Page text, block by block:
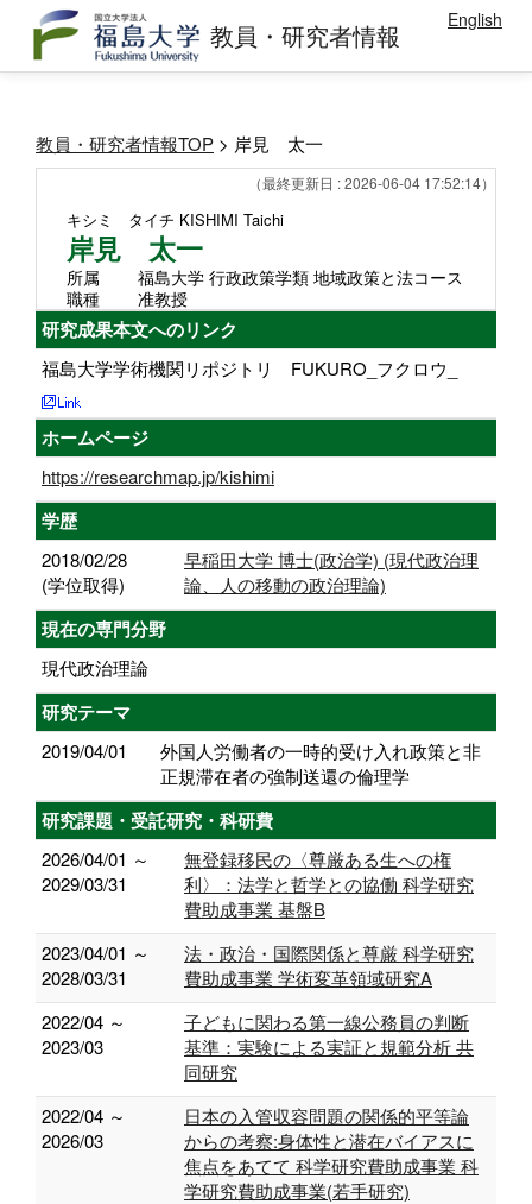
教員・研究者情報 English
教員・研究者情報TOP > 岸見 太一
（最終更新日 : 2026-06-04 17:52:14）
キシミ タイチ KISHIMI Taichi
岸見 太一
所属
福島大学 行政政策学類 地域政策と法コース
職種
准教授
研究成果本文へのリンク
福島大学学術機関リポジトリ FUKURO_フクロウ_
ホームページ
https://researchmap.jp/kishimi
学歴
2018/02/28
(学位取得)
早稲田大学 博士(政治学) (現代政治理
論、人の移動の政治理論)
現在の専門分野
現代政治理論
研究テーマ
2019/04/01
外国人労働者の一時的受け入れ政策と非
正規滞在者の強制送還の倫理学
研究課題・受託研究・科研費
2026/04/01 ～
2029/03/31
無登録移民の〈尊厳ある生への権
利〉：法学と哲学との協働 科学研究
費助成事業 基盤B
2023/04/01 ～
2028/03/31
法・政治・国際関係と尊厳 科学研究
費助成事業 学術変革領域研究A
2022/04 ～
2023/03
子どもに関わる第一線公務員の判断
基準：実験による実証と規範分析 共
同研究
2022/04 ～
2026/03
日本の入管収容問題の関係的平等論
からの考察:身体性と潜在バイアスに
焦点をあてて 科学研究費助成事業 科
学研究費助成事業(若手研究)